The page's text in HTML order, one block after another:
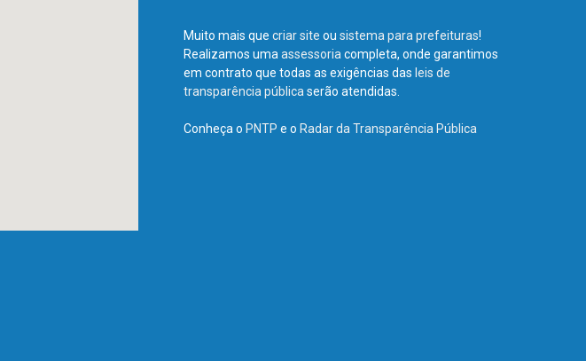
Muito mais que criar site ou sistema para prefeituras!
Realizamos uma assessoria completa, onde garantimos
em contrato que todas as exigências das leis de
transparência pública serão atendidas.
Conheça o PNTP e o Radar da Transparência Pública